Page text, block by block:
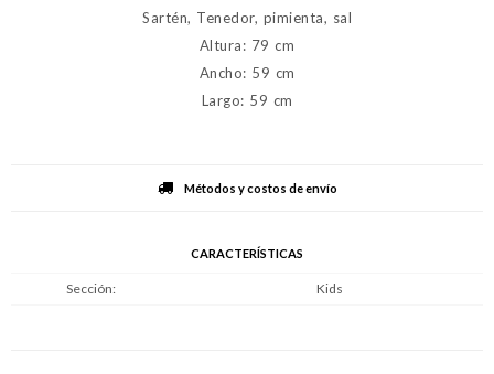
Sartén, Tenedor, pimienta, sal
Altura: 79 cm
Ancho: 59 cm
Largo: 59 cm
Métodos y costos de envío
CARACTERÍSTICAS
Sección Kids